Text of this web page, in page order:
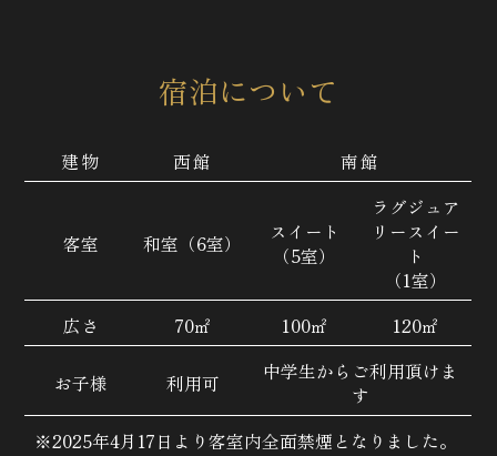
宿泊について
建物 西館 南館
客室 和室 （6室）
スイート
（5室）
ラグジュア
リースイー
ト
（1室）
広さ
70㎡ 100㎡ 120㎡
お子様 利用可
中学生からご利用頂けま
す
※2025年4月17日より客室内全面禁煙となりました。